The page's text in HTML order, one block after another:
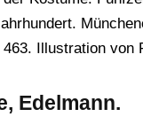
463. Illustration von
Edelmann.